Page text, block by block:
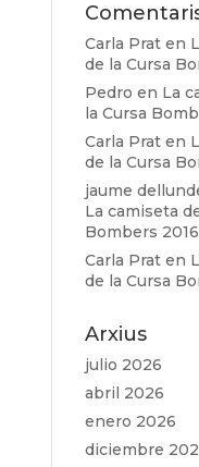
Carla Prat en
de la Cursa
Pedro en La
la Cursa
Carla Prat en
de la Cursa
jaume
La camiseta
Bombers 2016
Carla Prat en
de la Cursa
Arxius
julio 2026
abril 2026
enero 2026
diciembre